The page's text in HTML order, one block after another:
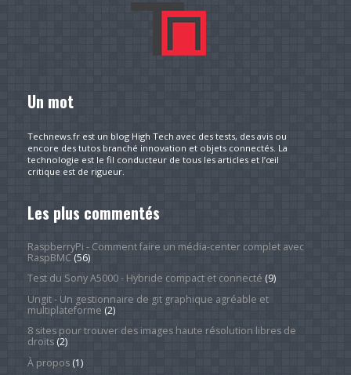
Un mot
Technews.fr est un blog High Tech avec des tests, des avis ou
encore des tutos branché innovation et objets connectés. La
technologie est le fil conducteur de tous les articles et l’œil
critique est de rigueur.
Les plus commentés
RaspberryPi - Comment faire un média-center complet avec
RaspBMC(56)
Test du Sony A5000 - Hybride compact et connecté (9)
Ungit - Un gestionnaire de git graphique agréable et
multiplateforme (2)
8 sites pour trouver des images haute résolution libres de
droits(2)
À propos(1)